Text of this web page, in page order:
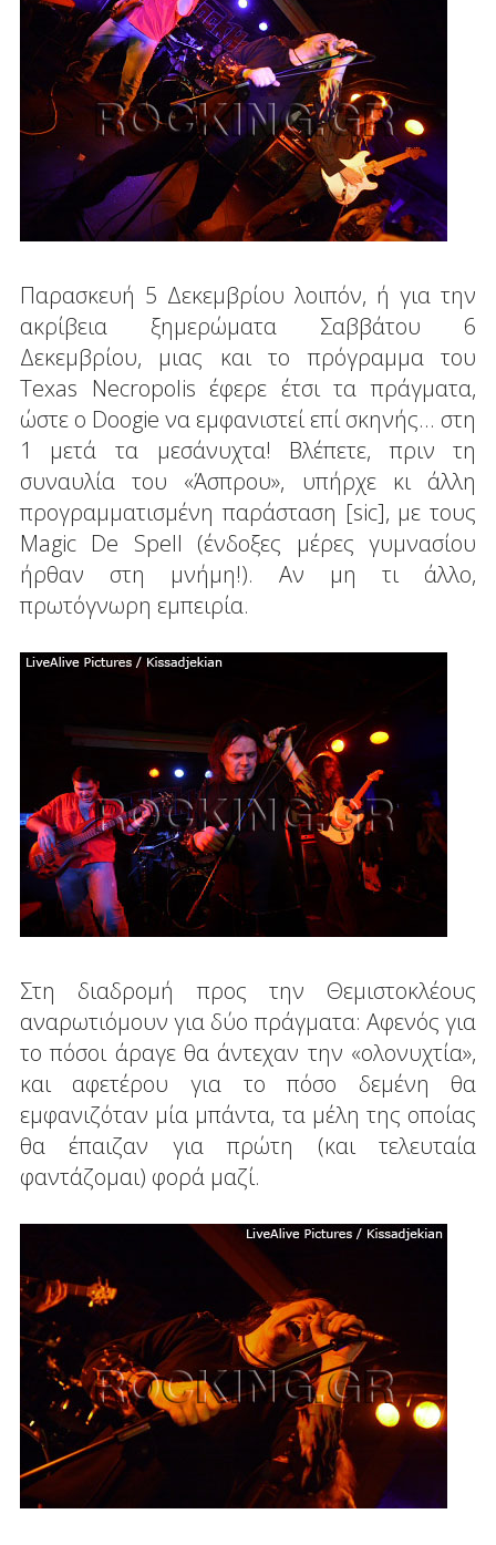
Παρασκευή 5 Δεκεμβρίου λοιπόν, ή για την
ακρίβεια ξημερώματα Σαββάτου 6
Δεκεμβρίου, μιας και το πρόγραμμα του
Texas Necropolis έφερε έτσι τα πράγματα,
ώστε ο Doogie να εμφανιστεί επί σκηνής... στη
1 μετά τα μεσάνυχτα! Βλέπετε, πριν τη
συναυλία του «Άσπρου», υπήρχε κι άλλη
προγραμματισμένη παράσταση [sic], με τους
Magic De Spell (ένδοξες μέρες γυμνασίου
ήρθαν στη μνήμη!). Αν μη τι άλλο,
πρωτόγνωρη εμπειρία.
Στη διαδρομή προς την Θεμιστοκλέους
αναρωτιόμουν για δύο πράγματα: Αφενός για
το πόσοι άραγε θα άντεχαν την «ολονυχτία»,
και αφετέρου για το πόσο δεμένη θα
εμφανιζόταν μία μπάντα, τα μέλη της οποίας
θα έπαιζαν για πρώτη (και τελευταία
φαντάζομαι) φορά μαζί.